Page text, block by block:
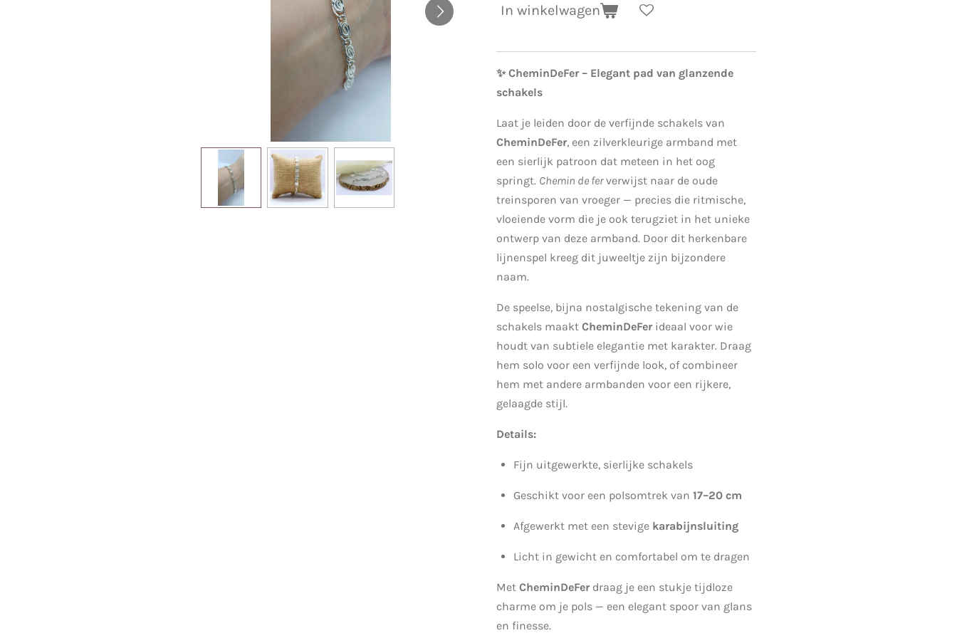
In winkelwagen
✨ CheminDeFer – Elegant pad van glanzende
schakels
Laat je leiden door de verfijnde schakels van
CheminDeFer, een zilverkleurige armband met
een sierlijk patroon dat meteen in het oog
springt. Chemin de ferverwijst naar de oude
treinsporen van vroeger — precies die ritmische,
vloeiende vorm die je ook terugziet in het unieke
ontwerp van deze armband. Door dit herkenbare
lijnenspel kreeg dit juweeltje zijn bijzondere
naam.
De speelse, bijna nostalgische tekening van de
schakels maakt CheminDeFer ideaal voor wie
houdt van subtiele elegantie met karakter. Draag
hem solo voor een verfijnde look, of combineer
hem met andere armbanden voor een rijkere,
gelaagde stijl.
Details:
Fijn uitgewerkte, sierlijke schakels
Geschikt voor een polsomtrek van 17–20 cm
Afgewerkt met een stevige karabijnsluiting
Licht in gewicht en comfortabel om te dragen
Met CheminDeFer draag je een stukje tijdloze
charme om je pols — een elegant spoor van glans
en finesse.